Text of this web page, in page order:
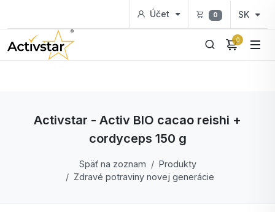
Účet 0 SK
0
Activstar - Activ BIO cacao reishi +
cordyceps 150 g
Späť na zoznam
Produkty
Zdravé potraviny novej generácie